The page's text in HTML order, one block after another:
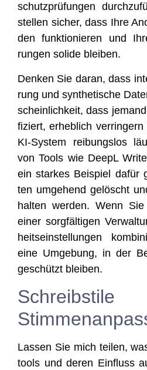
schutz­prü­fun­gen
stel­len sicher, dass Ihre
den funk­tio­nie­ren und
run­gen soli­de bleiben.
Den­ken Sie dar­an, dass
rung und syn­the­ti­sche
schein­lich­keit, dass
fi­ziert, erheb­lich
KI-Sys­tem rei­bungs­los
von Tools wie DeepL
ein star­kes Bei­spiel dafür
ten umge­hend gelöscht
hal­ten wer­den. Wenn
einer sorg­fäl­ti­gen
heits­ein­stel­lun­gen
eine Umge­bung, in der
geschützt bleiben.
Las­sen Sie mich tei­len,
tools und deren Ein­fluss